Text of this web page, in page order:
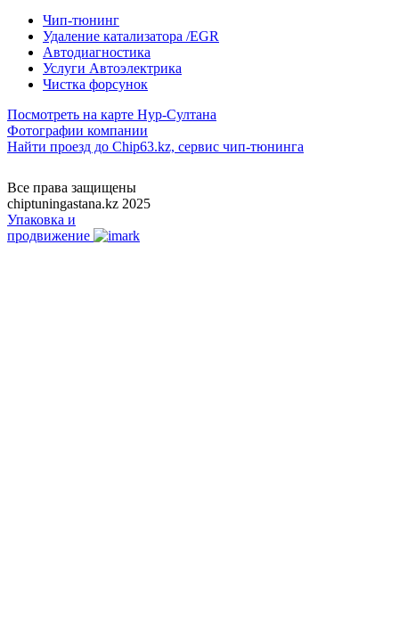
Чип-тюнинг
Удаление катализатора /EGR
Автодиагностика
Услуги Автоэлектрика
Чистка форсунок
Посмотреть на карте Нур-Султана
Фотографии компании
Найти проезд до Chip63.kz, сервис чип-тюнинга
Все права защищены
chiptuningastana.kz 2025
Упаковка и
продвижение